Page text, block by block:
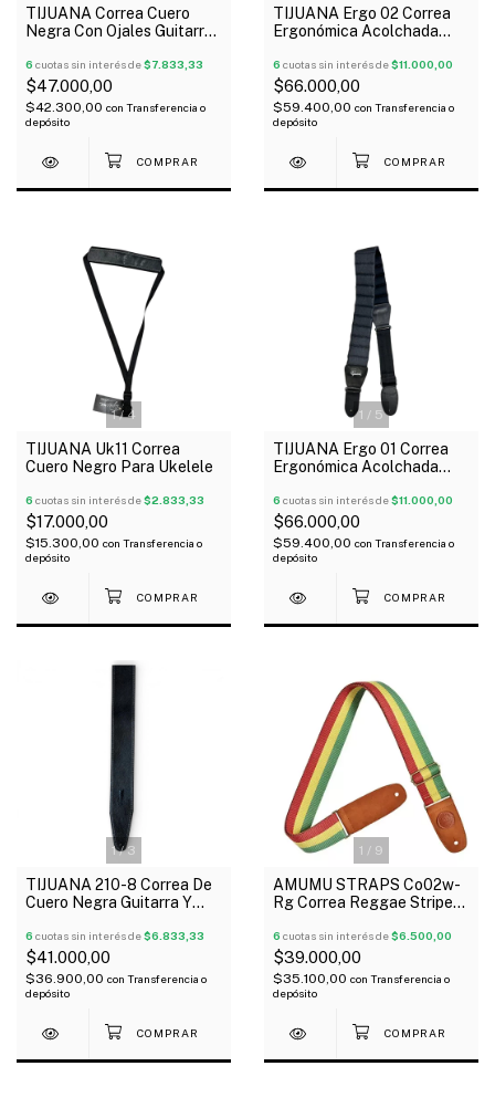
TIJUANA Correa Cuero
Negra Con Ojales Guitarra
6 cuotas sin interés de$7.833,33
$47.000,00
$42.300,00 con Transferencia o
depósito
TIJUANA Ergo 02 Correa
Ergonómica Acolchada
Bajo
6 cuotas sin interés de$11.000,00
$66.000,00
$59.400,00 con Transferencia o
depósito
1/4
TIJUANA Uk11 Correa
Cuero Negro Para Ukelele
6 cuotas sin interés de$2.833,33
$17.000,00
$15.300,00 con Transferencia o
depósito
1 / 5
TIJUANA Ergo 01 Correa
Ergonómica Acolchada
Bajo
6 cuotas sin interés de$11.000,00
$66.000,00
$59.400,00 con Transferencia o
depósito
1/3
TIJUANA 210-8 Correa De
Cuero Negra Guitarra Y
6 cuotas sin interés de$6.833,33
$41.000,00
$36.900,00 con Transferencia o
depósito
1 / 9
AMUMU STRAPS Co02w-
Rg Correa Reggae Stripe
6 cuotas sin interés de$6.500,00
$39.000,00
$35.100,00 con Transferencia o
depósito